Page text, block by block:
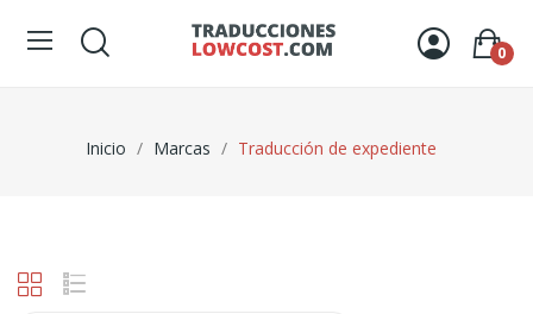
0
Inicio Marcas Traducción de expediente